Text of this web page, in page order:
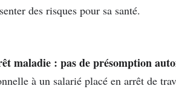
des risques pour sa santé.
maladie : pas de présomption
à un salarié placé en arrêt de